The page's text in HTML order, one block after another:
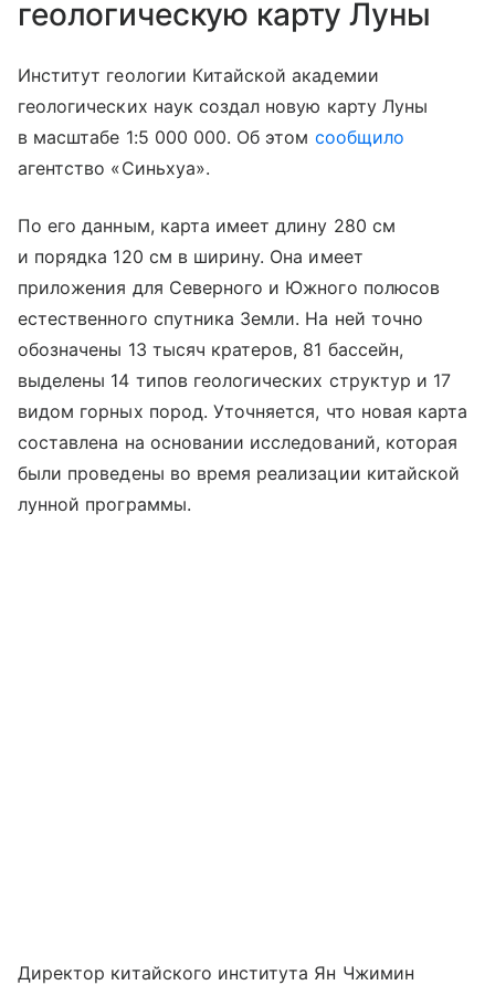
геологическую карту Луны
Институт геологии Китайской академии
геологических наук создал новую карту Луны
в масштабе 1:5 000 000. Об этом сообщило
агентство «Синьхуа».
По его данным, карта имеет длину 280 см
и порядка 120 см в ширину. Она имеет
приложения для Северного и Южного полюсов
естественного спутника Земли. На ней точно
обозначены 13 тысяч кратеров, 81 бассейн,
выделены 14 типов геологических структур и 17
видом горных пород. Уточняется, что новая карта
составлена на основании исследований, которая
были проведены во время реализации китайской
лунной программы.
Директор китайского института Ян Чжимин